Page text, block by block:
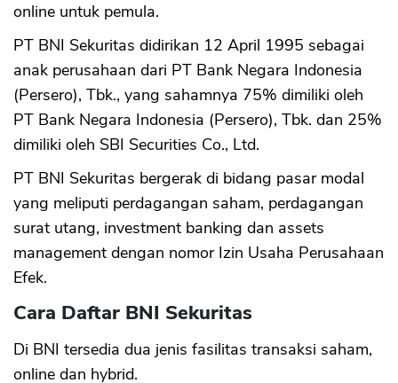
online untuk pemula.
PT BNI Sekuritas didirikan 12 April 1995 sebagai
anak perusahaan dari PT Bank Negara Indonesia
(Persero), Tbk., yang sahamnya 75% dimiliki oleh
PT Bank Negara Indonesia (Persero), Tbk. dan 25%
dimiliki oleh SBI Securities Co., Ltd.
PT BNI Sekuritas bergerak di bidang pasar modal
yang meliputi perdagangan saham, perdagangan
surat utang, investment banking dan assets
management dengan nomor Izin Usaha Perusahaan
Efek.
Cara Daftar BNI Sekuritas
Di BNI tersedia dua jenis fasilitas transaksi saham,
online dan hybrid.